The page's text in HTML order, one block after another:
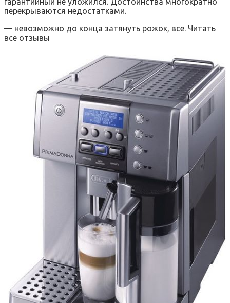
перекрываются недостатками.
— невозможно до конца затянуть рожок, все. Читать
все отзывы